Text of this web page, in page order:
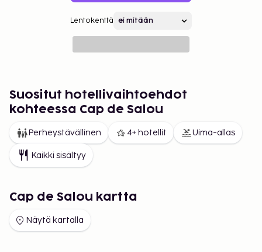
Lentokenttä
Suositut hotellivaihtoehdot
kohteessa Cap de Salou
Perheystävällinen 4+ hotellit Uima-allas
Kaikki sisältyy
Cap de Salou kartta
Näytä kartalla